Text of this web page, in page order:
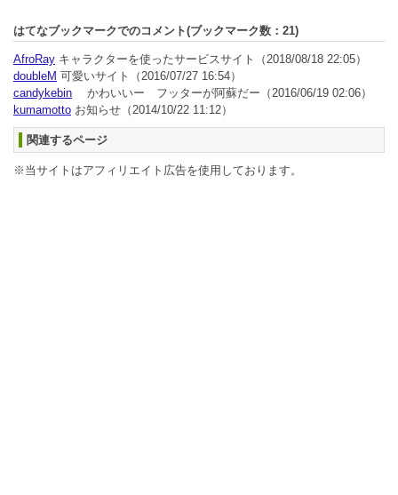
はてなブックマークでのコメント(ブックマーク数： 21)
AfroRay キャラクターを使ったサービスサイト
（2018/08/18 22:05）
doubleM 可愛いサイト
（2016/07/27 16:54）
candykebin かわいいー フッターが阿蘇だー （2016/06/19 02:06）
kumamotto お知らせ （2014/10/22 11:12）
関連するページ
※当サイトはアフィリエイト広告を使用しております。